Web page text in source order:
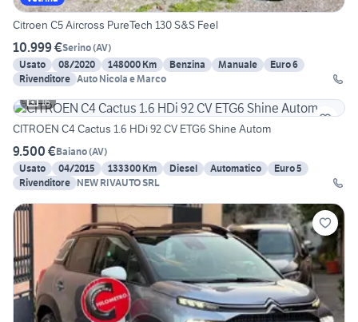
Citroen C5 Aircross PureTech 130 S&S Feel
10.999 €Serino(AV)
Usato
08/2020 148000 Km Benzina Manuale
Euro 6
Rivenditore Auto Nicola e Marco
16
CITROEN C4 Cactus 1.6 HDi 92 CV ETG6 Shine Autom
9.500 €Baiano(AV)
Usato
04/2015 133300 Km Diesel Automatico
Euro 5
Rivenditore NEW RIVAUTO SRL